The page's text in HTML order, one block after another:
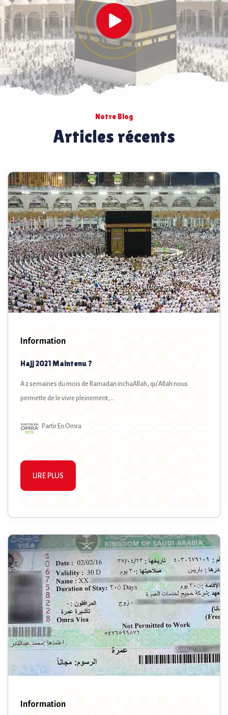
Notre Blog
Articles récents
Information
Hajj 2021 Maintenu ?
A 2 semaines du mois de Ramadan inchaAllah, qu’Allah nous
permette de le vivre pleinement, ..
Partir En Omra
LIRE PLUS
Information